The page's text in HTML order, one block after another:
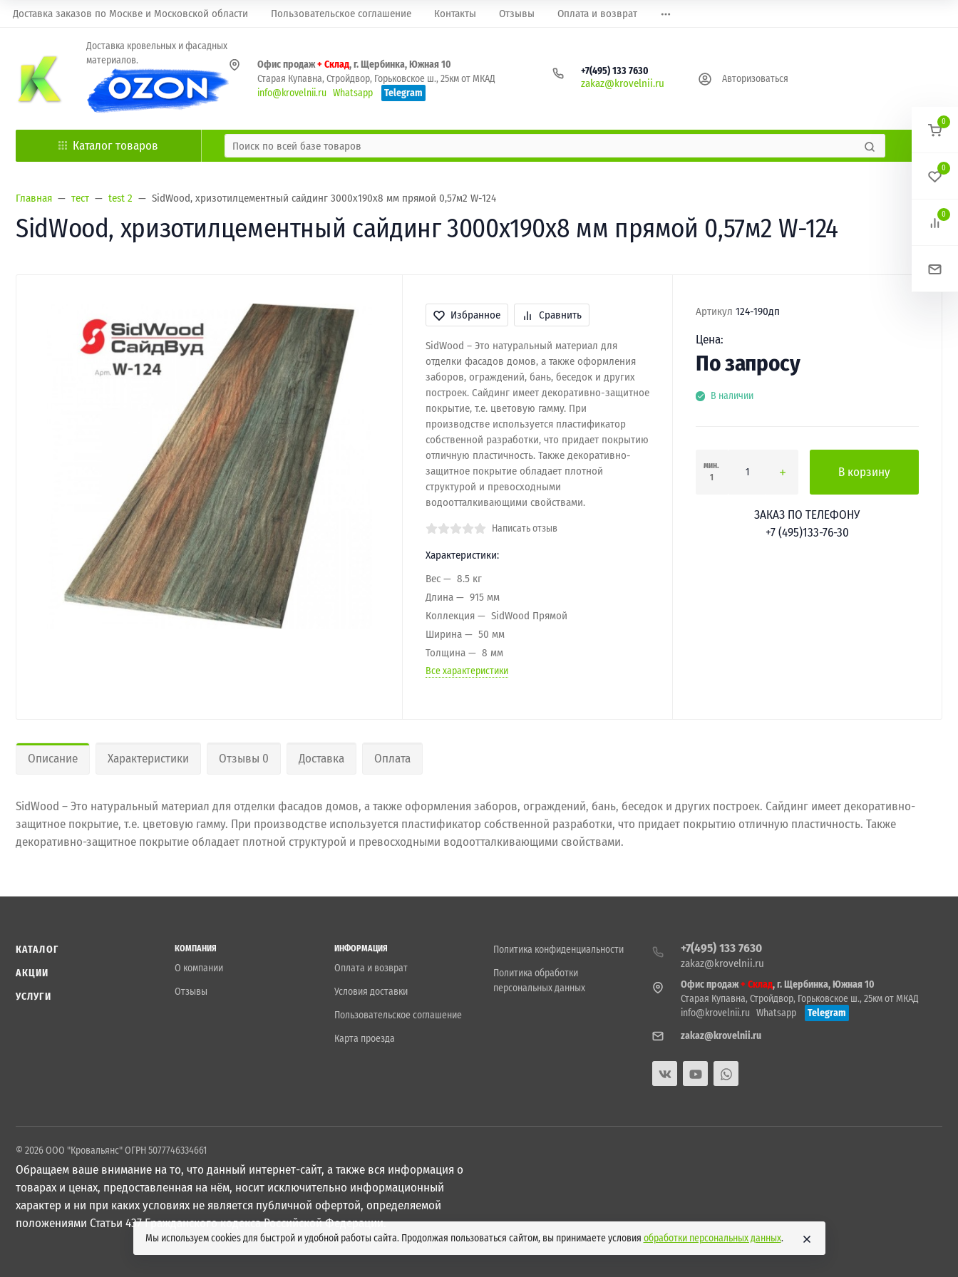
Доставка заказов по Москве и Московской области Пользовательское соглашение Контакты Отзывы Оплата и возврат
Доставка кровельных и фасадных
материалов.
Офис продаж+ Склад, г. Щербинка, Южная 10
Старая Купавна, Стройдвор, Горьковское ш., 25км от МКАД
info@krovelnii.ru Whatsapp Telegram
+7(495) 133 7630
zakaz@krovelnii.ru Авторизоваться
Каталог товаров
Главная тест test 2 SidWood, хризотилцементный сайдинг 3000х190х8 мм прямой 0,57м2 W-124
SidWood, хризотилцементный сайдинг 3000х190х8 мм прямой 0,57м2 W-124
Избранное Сравнить
SidWood – Это натуральный материал для
отделки фасадов домов, а также оформления
заборов, ограждений, бань, беседок и других
построек. Сайдинг имеет декоративно-защитное
покрытие, т.е. цветовую гамму. При
производстве используется пластификатор
собственной разработки, что придает покрытию
отличную пластичность. Также декоративно-
защитное покрытие обладает плотной
структурой и превосходными
водоотталкивающими свойствами.
Написать отзыв
Характеристики:
Вес
8.5 кг
Длина
915 мм
Коллекция
SidWood Прямой
Ширина
50 мм
Толщина
8 мм
Все характеристики
Артикул 124-190дп
Цена:
По запросу
В наличии
мин.
1
В корзину
ЗАКАЗ ПО ТЕЛЕФОНУ
+7 (495)133-76-30
Описание Характеристики Отзывы 0 Доставка Оплата
SidWood – Это натуральный материал для отделки фасадов домов, а также оформления заборов, ограждений, бань, беседок и других построек. Сайдинг имеет декоративно-
защитное покрытие, т.е. цветовую гамму. При производстве используется пластификатор собственной разработки, что придает покрытию отличную пластичность. Также
декоративно-защитное покрытие обладает плотной структурой и превосходными водоотталкивающими свойствами.
КАТАЛОГ
АКЦИИ
УСЛУГИ
КОМПАНИЯ
О компании
Отзывы
ИНФОРМАЦИЯ
Оплата и возврат
Условия доставки
Пользовательское соглашение
Карта проезда
Политика конфиденциальности
Политика обработки
персональных данных
+7(495) 133 7630
zakaz@krovelnii.ru
Офис продаж+ Склад, г. Щербинка, Южная 10
Старая Купавна, Стройдвор, Горьковское ш., 25км от МКАД
info@krovelnii.ru
Whatsapp
Telegram
zakaz@krovelnii.ru
© 2026 ООО "Кровальянс" ОГРН 5077746334661
Обращаем ваше внимание на то, что данный интернет-сайт, а также вся информация о
товарах и ценах, предоставленная на нём, носит исключительно информационный
характер и ни при каких условиях не является публичной офертой, определяемой
положениями Статьи 437 Гражданского кодекса Российской Федерации.
Мы используем cookies для быстрой и удобной работы сайта. Продолжая пользоваться сайтом, вы принимаете условия обработки персональных данных.
0
0
0